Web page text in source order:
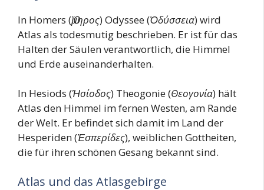
In Homers (Ὅμηρος) Odyssee (Ὀδύσσεια) wird
Atlas als todesmutig beschrieben. Er ist für das
Halten der Säulen verantwortlich, die Himmel
und Erde auseinanderhalten.
In Hesiods (Ἡσίοδος) Theogonie (Θεογονία) hält
Atlas den Himmel im fernen Westen, am Rande
der Welt. Er befindet sich damit im Land der
Hesperiden (Ἑσπερίδες), weiblichen Gottheiten,
die für ihren schönen Gesang bekannt sind.
Atlas und das Atlasgebirge